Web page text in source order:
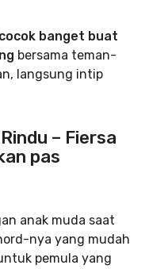
banget buat
bersama teman-
langsung intip
– Fiersa
pas
anak muda saat
nya yang mudah
pemula yang